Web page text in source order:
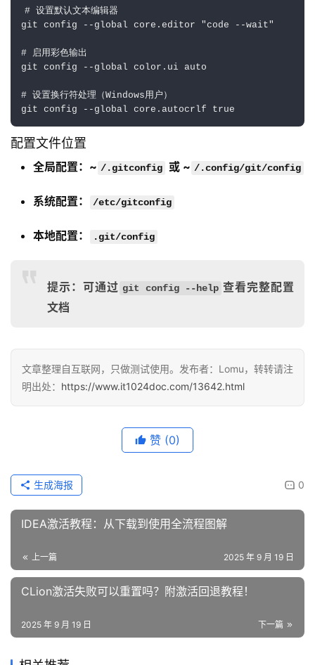
# 设置默认文本编辑器
git config --global core.editor "code --wait"
# 启用彩色输出
git config --global color.ui auto
# 设置换行符处理（Windows用户）
配置文件位置
全局配置：~ /.gitconfig 或 ~ /.config/git/config
系统配置： /etc/gitconfig
本地配置： .git/config
提示：可通过 git config --help 查看完整配置
文档
文章整理自互联网，只做测试使用。发布者：Lomu，转转请注
明出处： https://www.it1024doc.com/13642.html
赞 (0)
0
生成海报
IDEA激活教程：从下载到使用全流程图解
上一篇 2025 年 9 月 19 日
CLion激活失败可以重置吗？附激活回退教程！
下一篇
2025 年 9 月 19 日